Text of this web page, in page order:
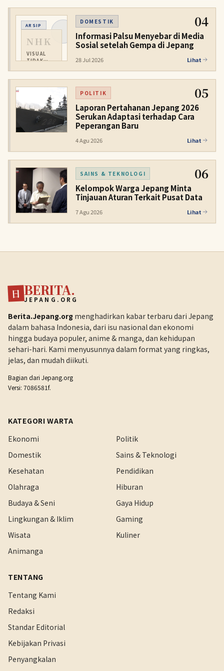
ARSIP
NHK
VISUAL
TIDAK
DOMESTIK 04
Informasi Palsu Menyebar di Media
Sosial setelah Gempa di Jepang
28 Jul 2026 Lihat
POLITIK 05
Laporan Pertahanan Jepang 2026
Serukan Adaptasi terhadap Cara
Peperangan Baru
4 Agu 2026 Lihat
SAINS & TEKNOLOGI 06
Kelompok Warga Jepang Minta
Tinjauan Aturan Terkait Pusat Data
7 Agu 2026 Lihat
日 BERITA.
JEPANG.ORG
Berita.Jepang.org menghadirkan kabar terbaru dari Jepang
dalam bahasa Indonesia, dari isu nasional dan ekonomi
hingga budaya populer, anime & manga, dan kehidupan
sehari-hari. Kami menyusunnya dalam format yang ringkas,
jelas, dan mudah diikuti.
Bagian dari Jepang.org
Versi: 7086581f.
KATEGORI WARTA
Ekonomi
Politik
Domestik
Sains & Teknologi
Kesehatan
Pendidikan
Olahraga
Hiburan
Budaya & Seni
Gaya Hidup
Lingkungan & Iklim
Gaming
Wisata
Kuliner
Animanga
TENTANG
Tentang Kami
Redaksi
Standar Editorial
Kebijakan Privasi
Penyangkalan